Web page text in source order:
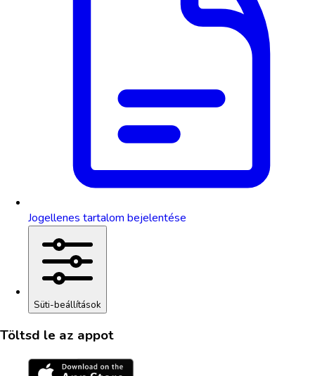
Jogellenes tartalom bejelentése
Süti-beállítások
Töltsd le az appot